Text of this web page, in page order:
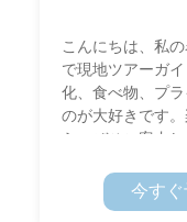
こんにちは、私
で現地ツアーガ
化、食べ物、プ
のが大好きです
ら、ぜひご案内し
今すぐ